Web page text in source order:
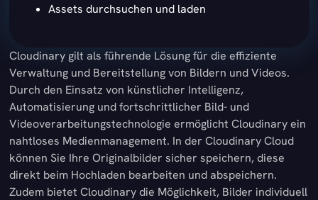
Cloudinary gilt als führende Lösung für die effiziente
Verwaltung und Bereitstellung von Bildern und Videos.
Durch den Einsatz von künstlicher Intelligenz,
Automatisierung und fortschrittlicher Bild- und
Videoverarbeitungstechnologie ermöglicht Cloudinary ein
nahtloses Medienmanagement. In der Cloudinary Cloud
können Sie Ihre Originalbilder sicher speichern, diese
direkt beim Hochladen bearbeiten und abspeichern.
Zudem bietet Cloudinary die Möglichkeit, Bilder individuell
Assets durchsuchen und laden